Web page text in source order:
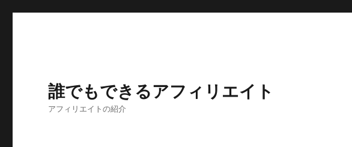
誰でもできるアフィリエイト
アフィリエイトの紹介